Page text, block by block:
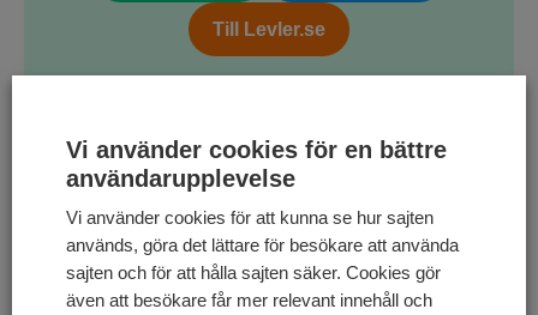
Till Levler.se
Vi använder cookies för en bättre
användarupplevelse
Vi använder cookies för att kunna se hur sajten
används, göra det lättare för besökare att använda
sajten och för att hålla sajten säker. Cookies gör
även att besökare får mer relevant innehåll och